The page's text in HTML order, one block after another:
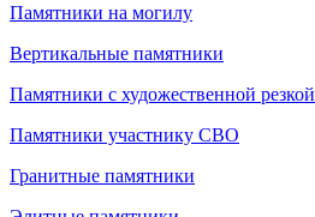
Памятники на могилу
Вертикальные памятники
Памятники с художественной резкой
Памятники участнику СВО
Гранитные памятники